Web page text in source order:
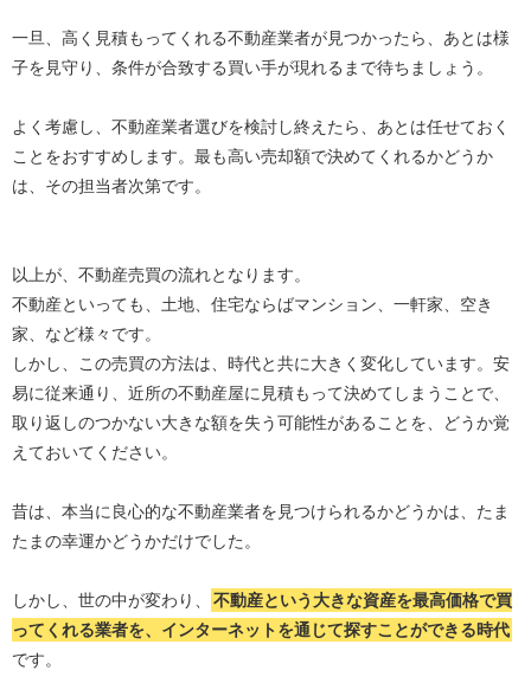
一旦、高く見積もってくれる不動産業者が見つかったら、あとは様
子を見守り、条件が合致する買い手が現れるまで待ちましょう。
よく考慮し、不動産業者選びを検討し終えたら、あとは任せておく
ことをおすすめします。最も高い売却額で決めてくれるかどうか
は、その担当者次第です。
以上が、不動産売買の流れとなります。
不動産といっても、土地、住宅ならばマンション、一軒家、空き
家、など様々です。
しかし、この売買の方法は、時代と共に大きく変化しています。安
易に従来通り、近所の不動産屋に見積もって決めてしまうことで、
取り返しのつかない大きな額を失う可能性があることを、どうか覚
えておいてください。
昔は、本当に良心的な不動産業者を見つけられるかどうかは、たま
たまの幸運かどうかだけでした。
しかし、世の中が変わり、
不動産という大きな資産を最高価格で買
ってくれる業者を、インターネットを通じて探すことができる時代
です。